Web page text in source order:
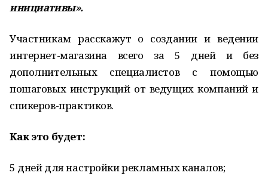
инициативы».
Участникам расскажут о создании и ведении
интернет-магазина всего за 5 дней и без
дополнительных специалистов с помощью
пошаговых инструкций от ведущих компаний и
спикеров-практиков.
Как это будет:
5 дней для настройки рекламных каналов;